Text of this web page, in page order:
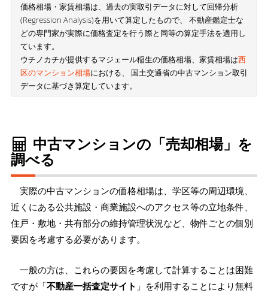
価格相場・家賃相場は、過去の実取引データに対して回帰分析
(Regression Analysis)を用いて算定したもので、 不動産鑑定士な
どの専門家が実際に価格査定を行う際と同等の算定手法を適用し
ています。
ウチノカチが提供するマジェール稲生の価格相場、家賃相場は西
区のマンション相場における、 国土交通省の中古マンション取引
データに基づき算定しています。
中古マンションの「売却相場」を
調べる
実際の中古マンションの価格相場は、学区等の周辺環境、
近くにある公共施設・商業施設へのアクセス等の立地条件、
住戸・敷地・共有部分の維持管理状況など、物件ごとの個別
要因を考慮する必要があります。
一般の方は、これらの要因を考慮して計算することは困難
ですが「不動産一括査定サイト 」を利用することにより無料